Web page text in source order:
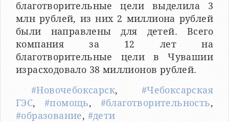
благотворительные цели выделила 3
млн рублей, из них 2 миллиона рублей
были направлены для детей. Всего
компания за 12 лет на
благотворительные цели в Чувашии
израсходовало 38 миллионов рублей.
#Новочебоксарск, #Чебоксарская
ГЭС, #помощь, #благотворительность,
#образование, #дети